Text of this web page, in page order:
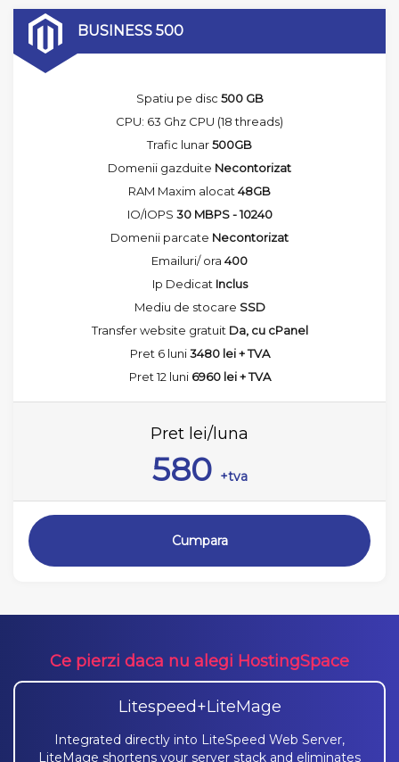
BUSINESS 500
Spatiu pe disc 500 GB
CPU: 63 Ghz CPU (18 threads)
Trafic lunar500GB
Domenii gazduite Necontorizat
RAM Maxim alocat 48GB
IO/IOPS 30 MBPS - 10240
Domenii parcate Necontorizat
Emailuri/ ora 400
Ip Dedicat Inclus
Mediu de stocare SSD
Transfer website gratuit Da, cu cPanel
Pret 6 luni3480 lei + TVA
Pret 12 luni 6960 lei + TVA
Pret lei/luna
580 +tva
Cumpara
Ce pierzi daca nu alegi HostingSpace
Litespeed+LiteMage
Integrated directly into LiteSpeed Web Server,
LiteMage shortens your server stack and eliminates